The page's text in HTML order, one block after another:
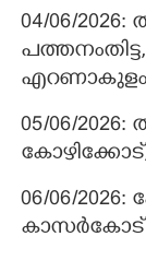
04/06/
05/06/
06/06/
കാസർകോട്